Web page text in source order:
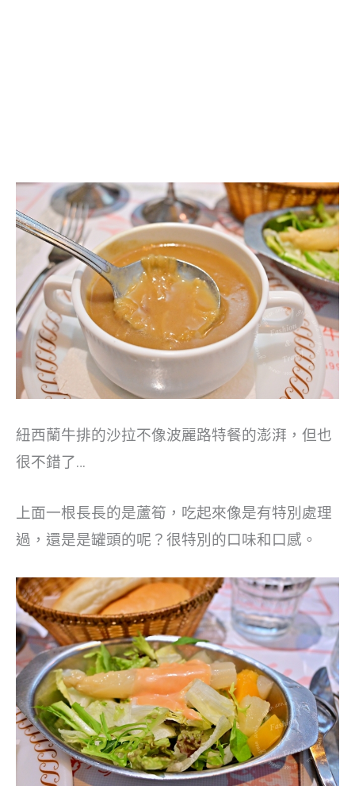
紐西蘭牛排的沙拉不像波麗路特餐的澎湃，但也
很不錯了…
上面一根長長的是蘆筍，吃起來像是有特別處理
過，還是是罐頭的呢？很特別的口味和口感。